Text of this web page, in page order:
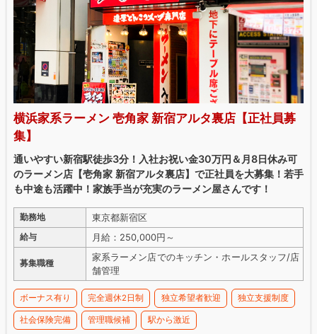
横浜家系ラーメン 壱角家 新宿アルタ裏店【正社員募
集】
通いやすい新宿駅徒歩3分！入社お祝い金30万円＆月8日休み可
のラーメン店【壱角家 新宿アルタ裏店】で正社員を大募集！若手
も中途も活躍中！家族手当が充実のラーメン屋さんです！
勤務地 東京都新宿区
給与 月給：250,000円～
募集職種
家系ラーメン店でのキッチン・ホールスタッフ/店
舗管理
ボーナス有り 完全週休2日制 独立希望者歓迎 独立支援制度
社会保険完備 管理職候補 駅から激近